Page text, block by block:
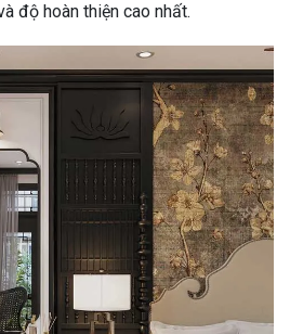
độ hoàn thiện cao nhất.